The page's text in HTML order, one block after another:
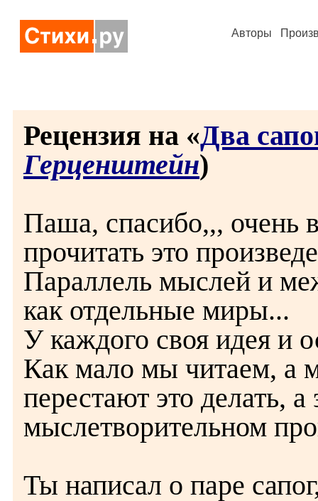
Авторы
Рецензия на «Два
Герценштейн)
Паша, спасибо,,, очень
прочитать это
Параллель мыслей и
как отдельные миры...
У каждого своя идея и
Как мало мы читаем, а
перестают это делать,
мыслетворительном
Ты написал о паре